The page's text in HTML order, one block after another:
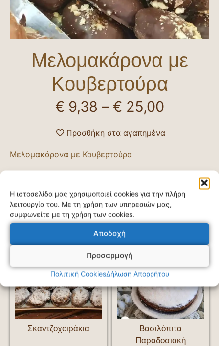
Η ιστοσελίδα μας χρησιμοποιεί cookies για την πλήρη
λειτουργία του. Με τη χρήση των υπηρεσιών μας,
συμφωνείτε με τη χρήση των cookies.
Αποδοχή
Προσαρμογή
Πολιτική CookiesΔήλωση Απορρήτου
Μελομακάρονα με
Κουβερτούρα
€ 9,38 – € 25,00
Προσθήκη στα αγαπημένα
Μελομακάρονα με Κουβερτούρα
Σχετικά προϊόντα
Σκαντζοχοιράκια
Βασιλόπιτα
Παραδοσιακή